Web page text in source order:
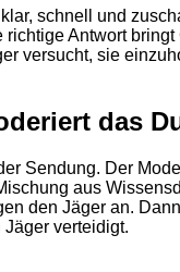
schnell und
Antwort
versucht, sie
das
Sendung. Der
aus
den Jäger an.
verteidigt.